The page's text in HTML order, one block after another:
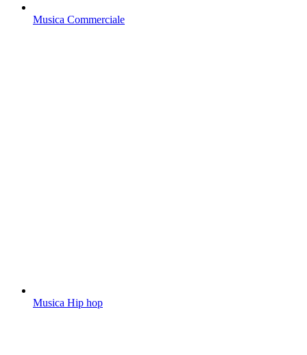
Musica Commerciale
Musica Hip hop